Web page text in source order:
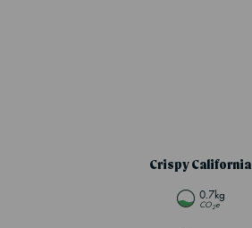
Crispy California
0.7kg
CO2e